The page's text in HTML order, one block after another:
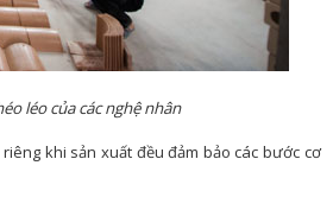
léo của các nghệ nhân
khi sản xuất đều đảm bảo các bước cơ